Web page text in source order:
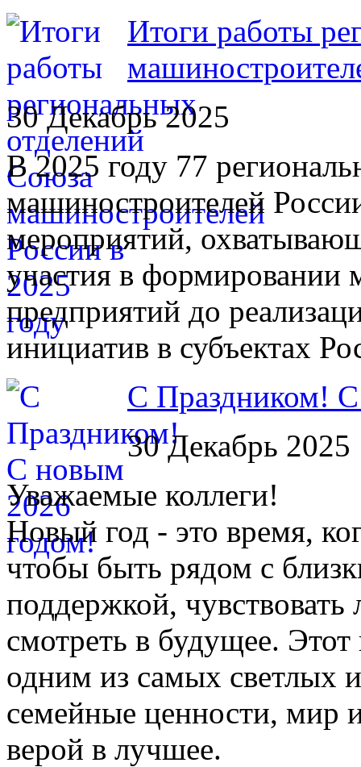
Итоги работы
30 Декабрь 2025
В 2025 году 77
машиностроителей
мероприятий,
участия в
предприятий до
инициатив в субъектах
С Праздником!
30 Декабрь 2025
Уважаемые коллеги!
Новый год - это время,
чтобы быть рядом с
поддержкой,
смотреть в будущее. Этот
одним из самых светлых
семейные ценности, мир
верой в лучшее.